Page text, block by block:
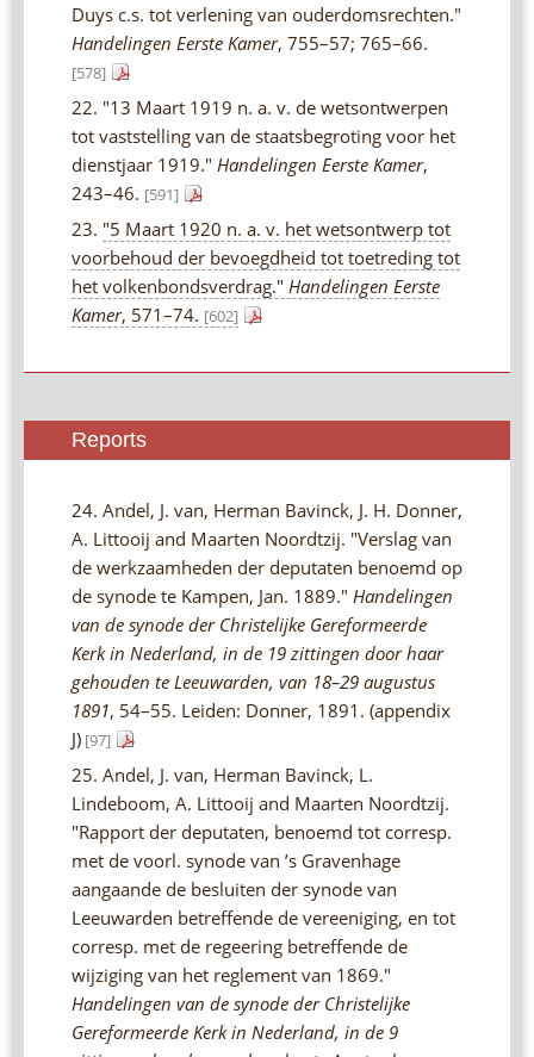
Duys c.s. tot verlening van ouderdomsrechten."
Handelingen Eerste Kamer, 755–57; 765–66.
[578]
22. "13 Maart 1919 n. a. v. de wetsontwerpen
tot vaststelling van de staatsbegroting voor het
dienstjaar 1919." Handelingen Eerste Kamer,
243–46. [591]
23. "5 Maart 1920 n. a. v. het wetsontwerp tot
voorbehoud der bevoegdheid tot toetreding tot
het volkenbondsverdrag." Handelingen Eerste
Kamer, 571–74. [602]
Reports
24. Andel, J. van, Herman Bavinck, J. H. Donner,
A. Littooij and Maarten Noordtzij. "Verslag van
de werkzaamheden der deputaten benoemd op
de synode te Kampen, Jan. 1889." Handelingen
van de synode der Christelijke Gereformeerde
Kerk in Nederland, in de 19 zittingen door haar
gehouden te Leeuwarden, van 18–29 augustus
1891, 54–55. Leiden: Donner, 1891. (appendix
J) [97]
25. Andel, J. van, Herman Bavinck, L.
Lindeboom, A. Littooij and Maarten Noordtzij.
"Rapport der deputaten, benoemd tot corresp.
met de voorl. synode van ’s Gravenhage
aangaande de besluiten der synode van
Leeuwarden betreffende de vereeniging, en tot
corresp. met de regeering betreffende de
wijziging van het reglement van 1869."
Handelingen van de synode der Christelijke
Gereformeerde Kerk in Nederland, in de 9